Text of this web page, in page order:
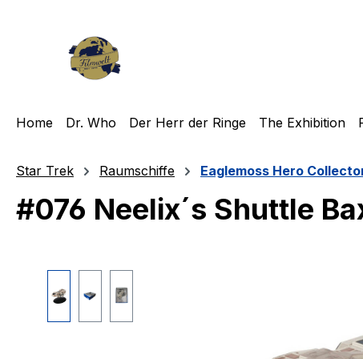
Home Dr. Who Der Herr der Ringe The Exhibition
Star Trek Raumschiffe Eaglemoss Hero
#076 Neelix´s Shuttle